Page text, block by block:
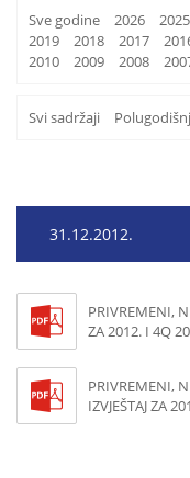
Sve godine 2026 2025
2019
2018 2017
2010
2009 2008
Svi sadržaji
31.12.2012.
PRIVREMENI,
ZA 2012. I 4Q
PRIVREMENI,
IZVJEŠTAJ ZA